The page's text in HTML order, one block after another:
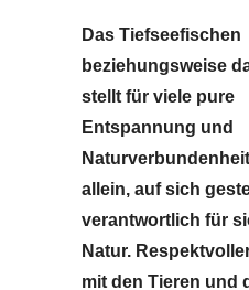
Das Tiefseefischen
beziehungsweise
stellt für viele pure
Entspannung und
allein, auf sich
verantwortlich für
Natur.
mit den Tieren und